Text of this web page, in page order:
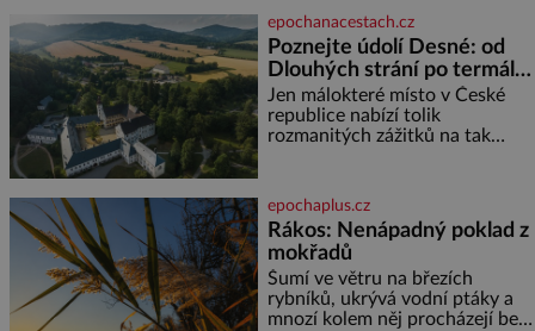
železný sloup, který už přibližně
1 600 let odolává počasí
epochanacestach.cz
Poznejte údolí Desné: od
Dlouhých strání po termální
prameny
Jen málokteré místo v České
republice nabízí tolik
rozmanitých zážitků na tak
jediného dne můžete
nahlédnout do útrob jedné z
nejvýznamnějších vodních
elektráren v Evropě, vydat se na
horské hřebeny, projet se na
koloběžce a den zakončit
poznáváním památek ve
epochaplus.cz
Rákos: Nenápadný poklad z
mokřadů
Šumí ve větru na březích
rybníků, ukrývá vodní ptáky a
mnozí kolem něj procházejí bez